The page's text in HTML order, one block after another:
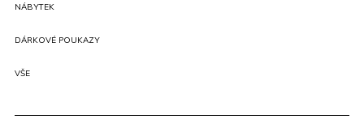
NÁBYTEK
DÁRKOVÉ POUKAZY
VŠE